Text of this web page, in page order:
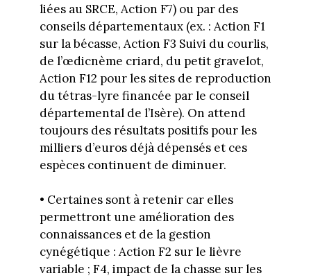
liées au SRCE, Action F7) ou par des
conseils départementaux (ex. : Action F1
sur la bécasse, Action F3 Suivi du courlis,
de l’œdicnème criard, du petit gravelot,
Action F12 pour les sites de reproduction
du tétras-lyre financée par le conseil
départemental de l’Isère). On attend
toujours des résultats positifs pour les
milliers d’euros déjà dépensés et ces
espèces continuent de diminuer.
• Certaines sont à retenir car elles
permettront une amélioration des
connaissances et de la gestion
cynégétique : Action F2 sur le lièvre
variable ; F4, impact de la chasse sur les